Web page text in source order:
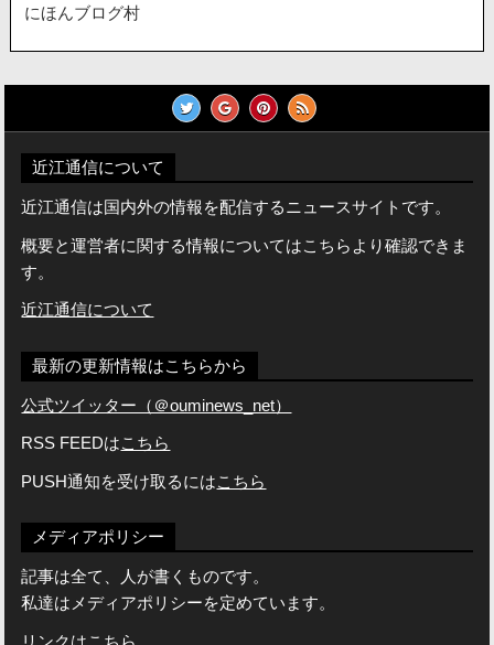
にほんブログ村
近江通信について
近江通信は国内外の情報を配信するニュースサイトです。
概要と運営者に関する情報についてはこちらより確認できま
す。
近江通信について
最新の更新情報はこちらから
公式ツイッター（＠ouminews_net）
RSS FEEDはこちら
PUSH通知を受け取るにはこちら
メディアポリシー
記事は全て、人が書くものです。
私達はメディアポリシーを定めています。
リンクはこちら